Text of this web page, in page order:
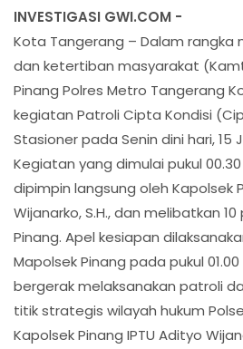
INVESTIGASI GWI.COM -
Kota Tangerang – Dalam rangka
dan ketertiban masyarakat
Pinang Polres Metro Tangerang
kegiatan Patroli Cipta Kondisi
Stasioner pada Senin dini hari, 15
Kegiatan yang dimulai pukul
dipimpin langsung oleh Kapolsek
Wijanarko, S.H., dan melibatkan
Pinang. Apel kesiapan
Mapolsek Pinang pada pukul
bergerak melaksanakan patroli
titik strategis wilayah hukum
Kapolsek Pinang IPTU Adityo